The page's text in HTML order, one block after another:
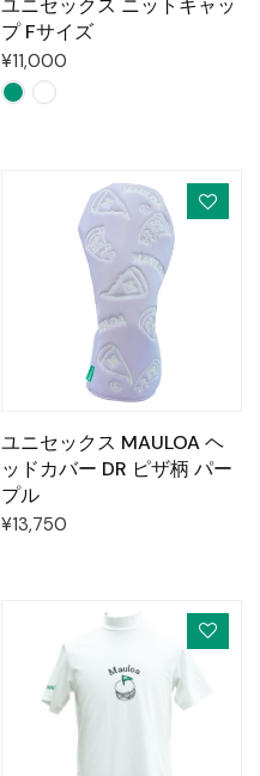
ユニセックス ニットキャッ
プ Fサイズ
¥11,000
ユニセックス MAULOA ヘ
ッドカバー DR ピザ柄 パー
プル
¥13,750